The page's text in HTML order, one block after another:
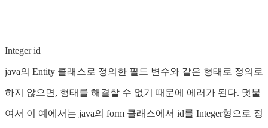
Integer id
java의 Entity 클래스로 정의한 필드 변수와 같은 형태로 정의로
하지 않으면, 형태를 해결할 수 없기 때문에 에러가 된다. 덧붙
여서 이 예에서는 java의 form 클래스에서 id를 Integer형으로 정